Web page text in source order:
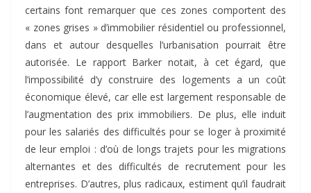
certains font remarquer que ces zones comportent des
« zones grises » d’immobilier résidentiel ou professionnel,
dans et autour desquelles l’urbanisation pourrait être
autorisée. Le rapport Barker notait, à cet égard, que
l’impossibilité d’y construire des logements a un coût
économique élevé, car elle est largement responsable de
l’augmentation des prix immobiliers. De plus, elle induit
pour les salariés des difficultés pour se loger à proximité
de leur emploi : d’où de longs trajets pour les migrations
alternantes et des difficultés de recrutement pour les
entreprises. D’autres, plus radicaux, estiment qu’il faudrait